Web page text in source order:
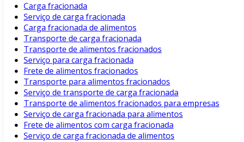
Carga fracionada
Serviço de carga fracionada
Carga fracionada de alimentos
Transporte de carga fracionada
Transporte de alimentos fracionados
Serviço para carga fracionada
Frete de alimentos fracionados
Transporte para alimentos fracionados
Serviço de transporte de carga fracionada
Transporte de alimentos fracionados para empresas
Serviço de carga fracionada para alimentos
Frete de alimentos com carga fracionada
Serviço de carga fracionada de alimentos